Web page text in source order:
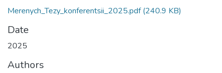
Merenych_Tezy_konferentsii_2025.pdf(240.9 KB)
Date
2025
Authors